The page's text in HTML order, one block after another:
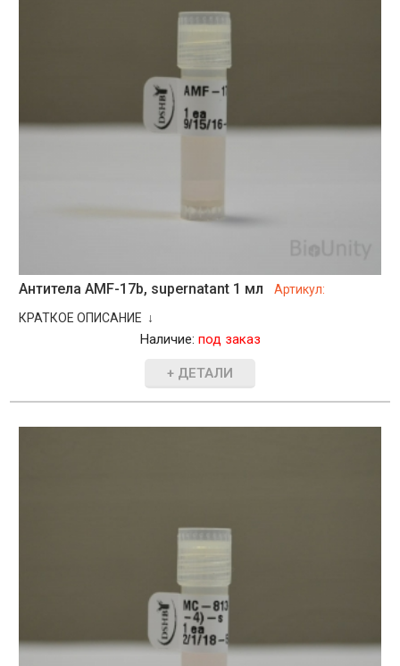
Антитела AMF-17b, supernatant 1 мл
Артикул:
КРАТКОЕ ОПИСАНИЕ ↓
Наличие: под заказ
+ ДЕТАЛИ